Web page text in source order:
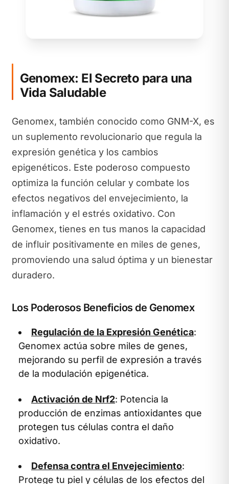
Genomex: El Secreto para una
Vida Saludable
Genomex, también conocido como GNM-X, es
un suplemento revolucionario que regula la
expresión genética y los cambios
epigenéticos. Este poderoso compuesto
optimiza la función celular y combate los
efectos negativos del envejecimiento, la
inflamación y el estrés oxidativo. Con
Genomex, tienes en tus manos la capacidad
de influir positivamente en miles de genes,
promoviendo una salud óptima y un bienestar
duradero.
Los Poderosos Beneficios de Genomex
Regulación de la Expresión Genética:
Genomex actúa sobre miles de genes,
mejorando su perfil de expresión a través
de la modulación epigenética.
Activación de Nrf2: Potencia la
producción de enzimas antioxidantes que
protegen tus células contra el daño
oxidativo.
Defensa contra el Envejecimiento:
Protege tu piel y células de los efectos del